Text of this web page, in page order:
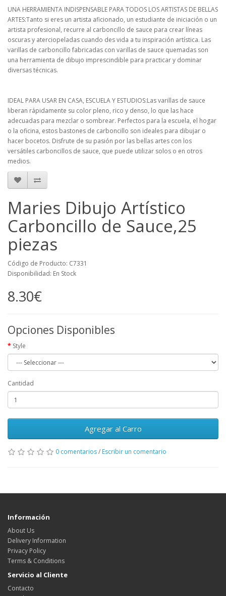
UNA HERRAMIENTA INDISPENSABLE PARA TODOS LOS ARTISTAS DE BELLAS
ARTES:Tanto si eres un artista aficionado, un estudiante de iniciación o un
artista profesional, recurre al carboncillo de sauce para crear líneas
oscuras y aterciopeladas cuando des vida a tu inspiración artística. Las
varillas de carboncillo fabricadas con varillas de sauce quemadas son
una herramienta de dibujo imprescindible para practicar y dominar
diversas técnicas.
IDEAL PARA USAR EN CASA, ESCUELA Y ESTUDIOS:Las varillas de sauce
liberan rápidamente su color pleno, rico y denso, lo que las hace
adecuadas para mezclar o sombrear. Perfectos para la escuela, el hogar
o la oficina, estos bastones de carboncillo son ideales para dibujar o
hacer bocetos. Disfrute de su pasión por las bellas artes con los
versátiles carboncillos de sauce, que puede utilizar solos o en otros
medios.
Maries Dibujo Artístico
Carboncillo de Sauce,25
piezas
Código de Producto: C7331
Disponibilidad: En Stock
8.30€
Opciones Disponibles
Style
Cantidad
Agregar al Carro
0 comentarios/ Escribir un comentario
Información
About Us
Delivery Information
Privacy Policy
Terms & Conditions
Servicio al Cliente
Contacto